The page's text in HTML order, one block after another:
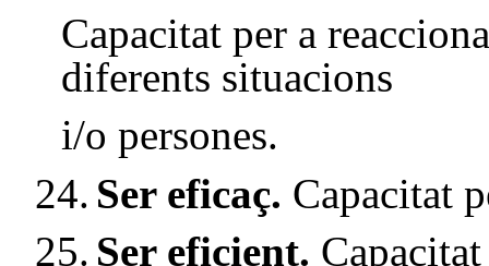
Capacitat per a
diferents situacions
i/o persones.
24. Ser eficaç. Capacitat
25. Ser eficient.